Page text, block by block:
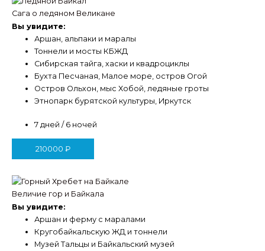
Сага о ледяном Великане
Вы увидите:
Аршан, альпаки и маралы
Тоннели и мосты КБЖД
Сибирская тайга, хаски и квадроциклы
Бухта Песчаная, Малое море, остров Огой
Остров Ольхон, мыс Хобой, ледяные гроты
Этнопарк бурятской культуры, Иркутск
7 дней / 6 ночей
210000 ₽
Величие гор и Байкала
Вы увидите:
Аршан и ферму с маралами
Кругобайкальскую ЖД и тоннели
Музей Тальцы и Байкальский музей